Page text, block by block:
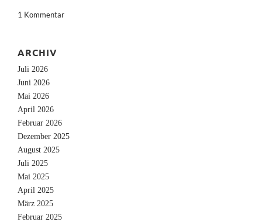
1 Kommentar
ARCHIV
Juli 2026
Juni 2026
Mai 2026
April 2026
Februar 2026
Dezember 2025
August 2025
Juli 2025
Mai 2025
April 2025
März 2025
Februar 2025